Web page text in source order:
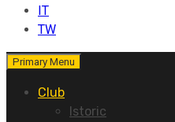
IT
TW
Primary Menu
Club
Istoric